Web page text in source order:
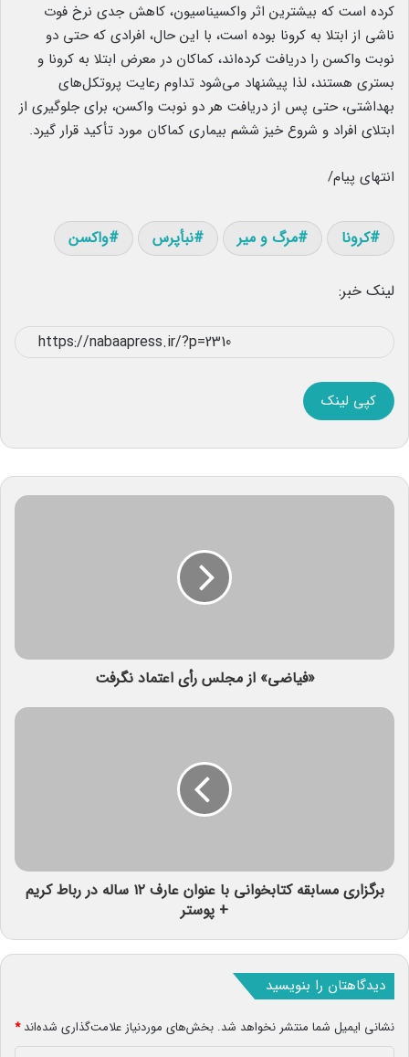
کرده است که بیشترین اثر واکسیناسیون، کاهش جدی نرخ فوت
ناشی از ابتلا به کرونا بوده است، با این حال، افرادی که حتی دو
نوبت واکسن را دریافت کرده‌اند، کماکان در معرض ابتلا به کرونا و
بستری هستند، لذا پیشنهاد می‌شود تداوم رعایت پروتکل‌های
بهداشتی، حتی پس از دریافت هر دو نوبت واکسن، برای جلوگیری از
ابتلای افراد و شروع خیز ششم بیماری کماکان مورد تأکید قرار گیرد.
انتهای پیام/
کرونا مرگ و میر نبأپرس واکسن
لینک خبر:
کپی لینک
«فیاضی» از مجلس رأی اعتماد نگرفت
برگزاری مسابقه کتابخوانی با عنوان عارف ۱۲ ساله در رباط کریم
+ پوستر
دیدگاهتان را بنویسید
نشانی ایمیل شما منتشر نخواهد شد. بخش‌های موردنیاز علامت‌گذاری شده‌اند*